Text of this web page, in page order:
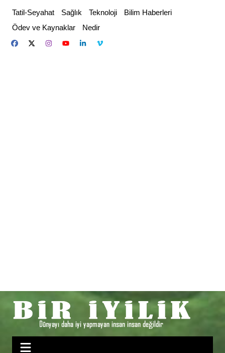
content
Tatil-Seyahat Sağlık Teknoloji
Bilim Haberleri
Ödev ve Kaynaklar
Nedir